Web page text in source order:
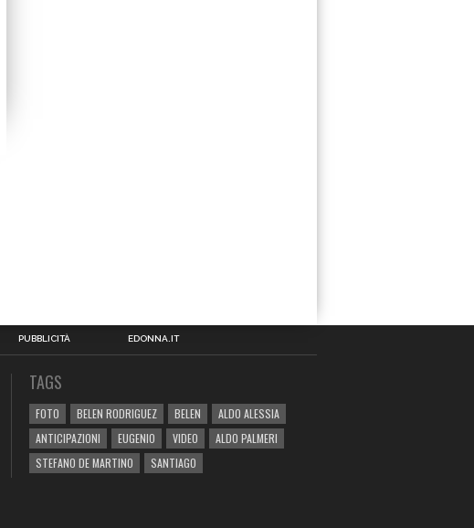
PUBBLICITÀ EDONNA.IT
TAGS
FOTO BELEN RODRIGUEZ BELEN
ALDO ALESSIA
ANTICIPAZIONI
EUGENIO VIDEO
ALDO PALMERI
STEFANO DE MARTINO
SANTIAGO